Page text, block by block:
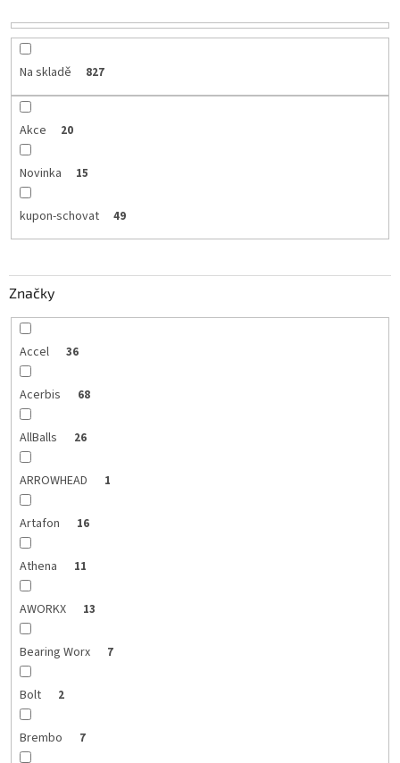
Na skladě 827
Akce 20
Novinka 15
kupon-schovat 49
Značky
Accel 36
Acerbis 68
AllBalls 26
ARROWHEAD 1
Artafon 16
Athena 11
AWORKX 13
Bearing Worx 7
Bolt 2
Brembo 7